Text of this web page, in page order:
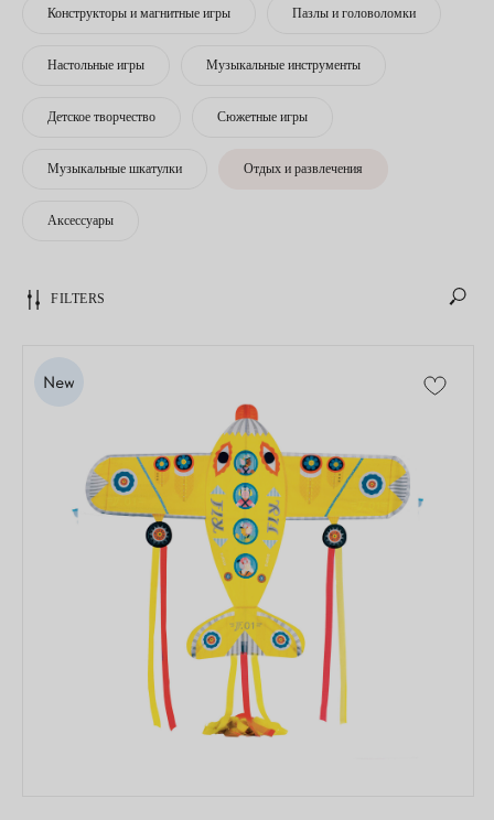
Конструкторы и магнитные игры Пазлы и головоломки
Настольные игры Музыкальные инструменты
Детское творчество Сюжетные игры
Музыкальные шкатулки Отдых и развлечения
Аксессуары
FILTERS